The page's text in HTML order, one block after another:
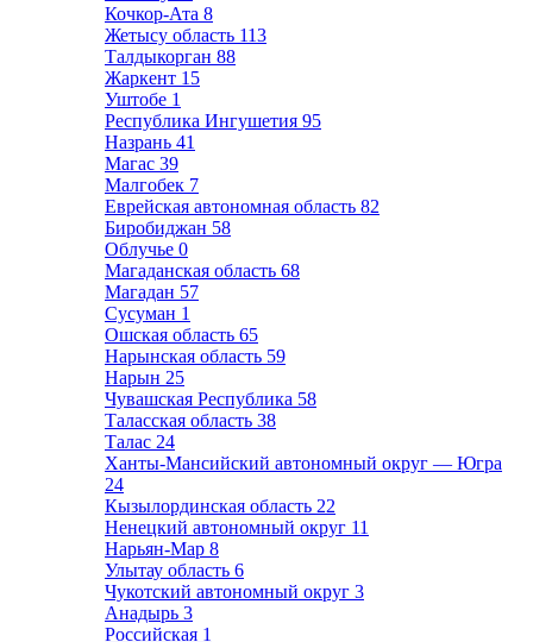
Кочкор-Ата 8
Жетысу область 113
Талдыкорган 88
Жаркент 15
Уштобе 1
Республика Ингушетия 95
Назрань 41
Магас 39
Малгобек 7
Еврейская автономная область 82
Биробиджан 58
Облучье 0
Магаданская область 68
Магадан 57
Сусуман 1
Ошская область 65
Нарынская область 59
Нарын 25
Чувашская Республика 58
Таласская область 38
Талас 24
Ханты-Мансийский автономный округ — Югра
24
Кызылординская область 22
Ненецкий автономный округ 11
Нарьян-Мар 8
Улытау область 6
Чукотский автономный округ 3
Анадырь 3
Российская 1